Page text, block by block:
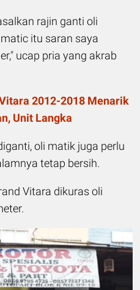
rajin ganti oli
itu saran saya
ucap pria yang akrab
2012-2018 Menarik
Unit Langka
oli matik juga perlu
tetap bersih.
Vitara dikuras oli